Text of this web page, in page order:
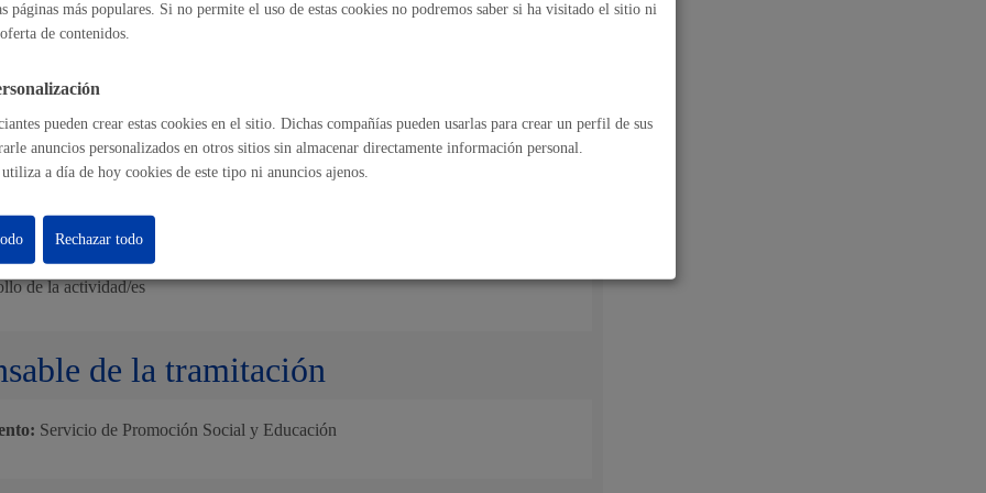
procedimiento
de la solicitud
de disponibilidad y de adecuación de la actividad a la normativa por parte
de Derechos Humanos
de la reserva
de la actividad
en su caso, de los permisos y autorizaciones necesarias por parte de la entidad
en su caso, de la empresa de control por parte de la entidad organizadora
de la actividad/es
de la tramitación
Servicio de Promoción Social y Educación
páginas más populares. Si no permite el uso de estas cookies no podremos saber si ha visitado el sitio ni
de contenidos.
pueden crear estas cookies en el sitio. Dichas compañías pueden usarlas para crear un perfil de sus
anuncios personalizados en otros sitios sin almacenar directamente información personal.
a día de hoy cookies de este tipo ni anuncios ajenos.
Rechazar todo